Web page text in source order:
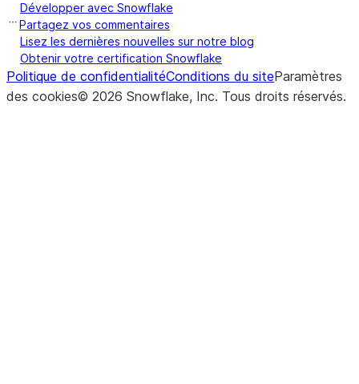
Développer avec Snowflake
Partagez vos commentaires
Lisez les dernières nouvelles sur notre blog
Obtenir votre certification Snowflake
Politique de confidentialitéConditions du siteParamètres
des cookies© 2026 Snowflake, Inc. Tous droits réservés.